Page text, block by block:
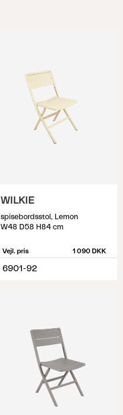
WILKIE
spisebordsstol, Lemon
W48 D58 H84 cm
Vejl. pris 1 090 DKK
6901-92